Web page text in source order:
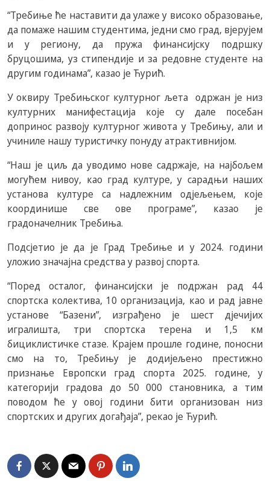
“Требиње ће наставити да улаже у високо образовање,
да помаже нашим студентима, једни смо град, вјерујем
и у региону, да пружа финансијску подршку
бруцошима, уз стипендије и за редовне студенте на
другим годинама”, казао је Ћурић.
У оквиру Требињског културног љета одржан је низ
културних манифестација које су дале посебан
допринос развоју културног живота у Требињу, али и
учиниле нашу туристичку понуду атрактивнијом.
“Наш је циљ да уводимо нове садржаје, на најбољем
могућем нивоу, као град културе, у сарадњи наших
установа културе са надлежним одјељењем, које
координише све ове програме”, казао је
градоначелник Требиња.
Подсјетио је да је Град Требиње и у 2024. години
уложио значајна средства у развој спорта.
“Поред осталог, финансијски је подржан рад 44
спортска колектива, 10 организација, као и рад јавне
установе “Базени”, изграђено је шест дјечијих
игралишта, три спортска терена и 1,5 км
бициклистичке стазе. Крајем прошле године, поносни
смо на то, Требињу је додијељено престижно
признање Европски град спорта 2025. године, у
категорији градова до 50 000 становника, а тим
поводом ће у овој години бити организован низ
спортских и других догађаја”, рекао је Ћурић.